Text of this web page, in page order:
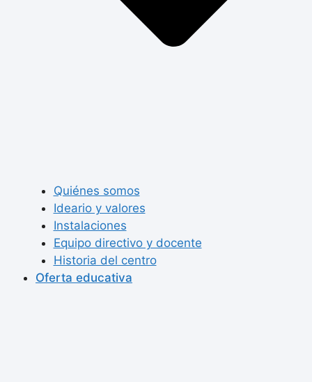
Quiénes somos
Ideario y valores
Instalaciones
Equipo directivo y docente
Historia del centro
Oferta educativa